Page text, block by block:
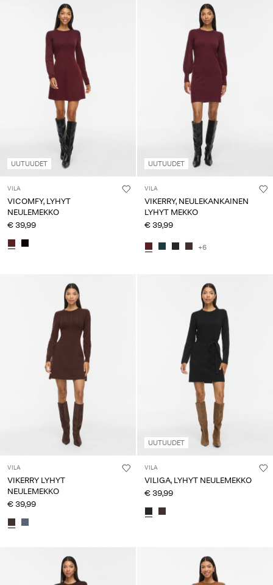
UUTUUDET
VILA
VICOMFY, LYHYT
NEULEMEKKO
€ 39,99
UUTUUDET
VILA
VIKERRY, NEULEKANKAINEN
LYHYT MEKKO
€ 39,99
+6
VILA
VIKERRY LYHYT
NEULEMEKKO
€ 39,99
UUTUUDET
VILA
VILIGA, LYHYT NEULEMEKKO
€ 39,99